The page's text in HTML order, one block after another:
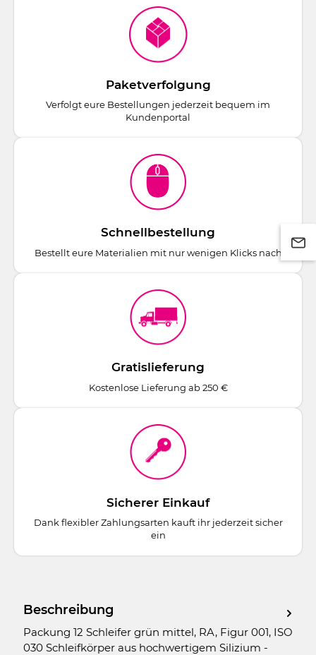
Paketverfolgung
Verfolgt eure Bestellungen jederzeit bequem im
Kundenportal
Schnellbestellung
Bestellt eure Materialien mit nur wenigen Klicks nach
Gratislieferung
Kostenlose Lieferung ab 250 €
Sicherer Einkauf
Dank flexibler Zahlungsarten kauft ihr jederzeit sicher
ein
Beschreibung
Packung 12 Schleifer grün mittel, RA, Figur 001, ISO
030 Schleifkörper aus hochwertigem Silizium -